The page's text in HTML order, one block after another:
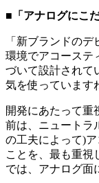
■「アナログにこ
「新ブランドの
環境でアコーステ
づいて設計されて
気を使っています
開発にあたって重
前は、ニュートラ
の工夫によって)
ことを、最も重視
では、アナログ面